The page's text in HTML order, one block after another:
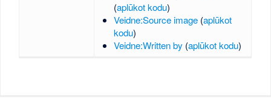
(aplūkot kodu)
Veidne:Source image (aplūkot
kodu)
Veidne:Written by (aplūkot kodu)